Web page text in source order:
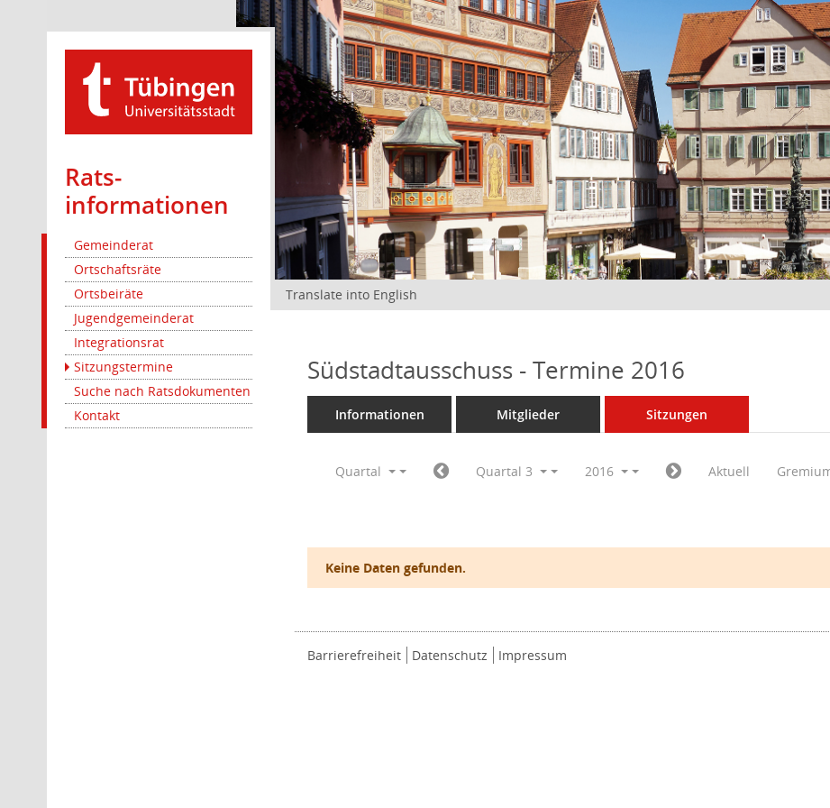
Rats­
informationen
Gemeinderat
Ortschaftsräte
Ortsbeiräte
Jugendgemeinderat
Integrationsrat
Sitzungstermine
Suche nach Ratsdokumenten
Kontakt
Translate into English
Südstadtausschuss - Termine 2016
Informationen Mitglieder Sitzungen
Quartal Quartal 3 2016 Aktuell
Keine Daten gefunden.
Barrierefreiheit Datenschutz Impressum